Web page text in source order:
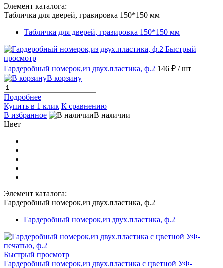
Элемент каталога:
Табличка для дверей, гравировка 150*150 мм
Табличка для дверей, гравировка 150*150 мм
Быстрый
просмотр
Гардеробный номерок,из двух.пластика, ф.2 146 ₽ / шт
В корзину
Подробнее
Купить в 1 клик К сравнению
В избранное
В наличии
Цвет
Элемент каталога:
Гардеробный номерок,из двух.пластика, ф.2
Гардеробный номерок,из двух.пластика, ф.2
Быстрый просмотр
Гардеробный номерок,из двух.пластика с цветной УФ-